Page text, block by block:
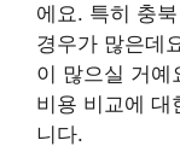
에요. 특히 충
경우가 많은데
이 많으실 거예
비용 비교에 대
니다.